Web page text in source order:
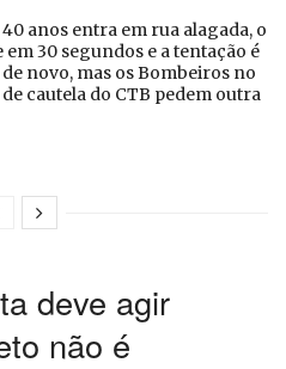
anos entra em rua alagada, o
30 segundos e a tentação é
novo, mas os Bombeiros no
de cautela do CTB pedem outra
deve agir
não é